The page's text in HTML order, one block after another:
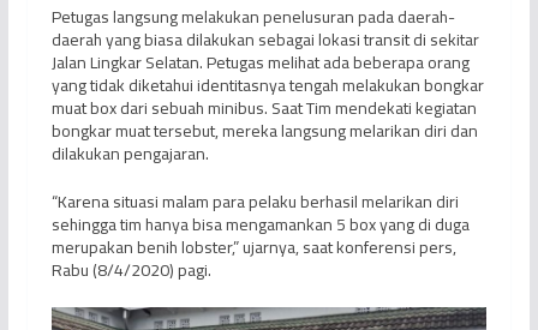
Petugas langsung melakukan penelusuran pada daerah-
daerah yang biasa dilakukan sebagai lokasi transit di sekitar
Jalan Lingkar Selatan. Petugas melihat ada beberapa orang
yang tidak diketahui identitasnya tengah melakukan bongkar
muat box dari sebuah minibus. Saat Tim mendekati kegiatan
bongkar muat tersebut, mereka langsung melarikan diri dan
dilakukan pengajaran.
“Karena situasi malam para pelaku berhasil melarikan diri
sehingga tim hanya bisa mengamankan 5 box yang di duga
merupakan benih lobster,” ujarnya, saat konferensi pers,
Rabu (8/4/2020) pagi.